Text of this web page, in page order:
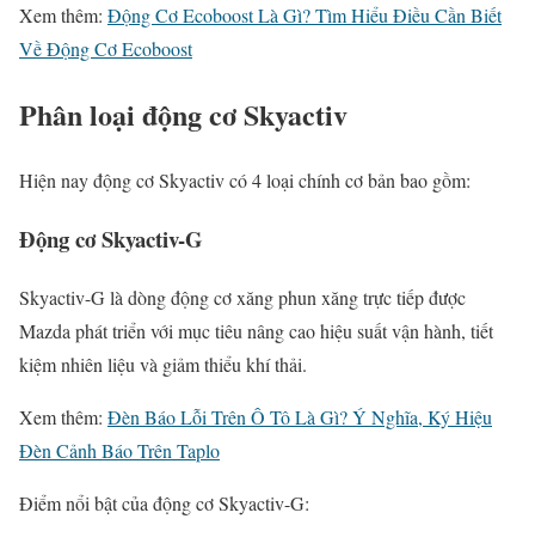
Xem thêm: Động Cơ Ecoboost Là Gì? Tìm Hiểu Điều Cần Biết
Về Động Cơ Ecoboost
Phân loại động cơ Skyactiv
Hiện nay động cơ Skyactiv có 4 loại chính cơ bản bao gồm:
Động cơ Skyactiv-G
Skyactiv-G là dòng động cơ xăng phun xăng trực tiếp được
Mazda phát triển với mục tiêu nâng cao hiệu suất vận hành, tiết
kiệm nhiên liệu và giảm thiểu khí thải.
Xem thêm: Đèn Báo Lỗi Trên Ô Tô Là Gì? Ý Nghĩa, Ký Hiệu
Đèn Cảnh Báo Trên Taplo
Điểm nổi bật của động cơ Skyactiv-G: